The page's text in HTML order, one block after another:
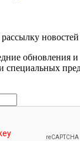
новостей
обновления и
специальных